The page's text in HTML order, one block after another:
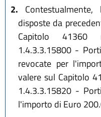
2.
disposte da
Capitolo 41360
1.4.3.3.15800 -
revocate per
valere sul Capitolo
1.4.3.3.15820 -
l'importo di Euro